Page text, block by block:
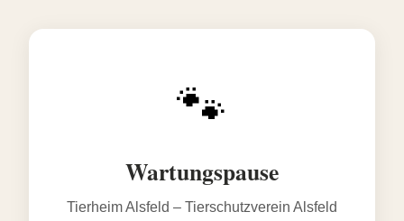
🐾
Wartungspause
Tierheim Alsfeld – Tierschutzverein Alsfeld